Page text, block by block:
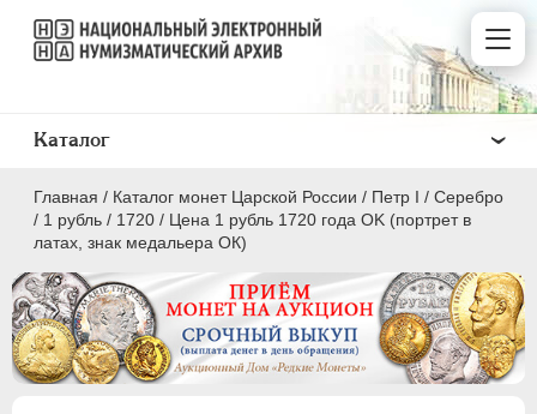
Главная / Каталог монет Царской России / Пeтр I / Серебро
/ 1 рубль / 1720 / Цена 1 рубль 1720 года OK (портрет в
латах, знак медальера ОК)
Каталог
ПEТР I 1699 - 1725